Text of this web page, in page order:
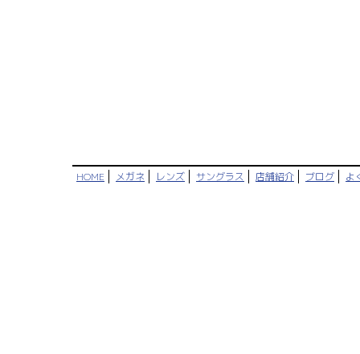
HOME メガネ レンズ サングラス 店舗紹介 ブログ よ